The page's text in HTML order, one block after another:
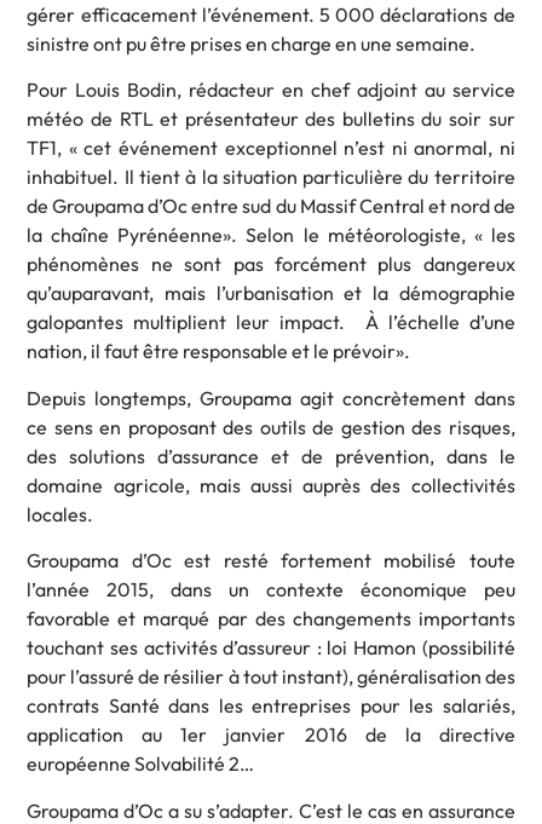
gérer efficacement l’événement. 5 000 déclarations de
sinistre ont pu être prises en charge en une semaine.
Pour Louis Bodin, rédacteur en chef adjoint au service
météo de RTL et présentateur des bulletins du soir sur
TF1, « cet événement exceptionnel n’est ni anormal, ni
inhabituel. Il tient à la situation particulière du territoire
de Groupama d’Oc entre sud du Massif Central et nord de
la chaîne Pyrénéenne». Selon le météorologiste, « les
phénomènes ne sont pas forcément plus dangereux
qu’auparavant, mais l’urbanisation et la démographie
galopantes multiplient leur impact. À l’échelle d’une
nation, il faut être responsable et le prévoir».
Depuis longtemps, Groupama agit concrètement dans
ce sens en proposant des outils de gestion des risques,
des solutions d’assurance et de prévention, dans le
domaine agricole, mais aussi auprès des collectivités
locales.
Groupama d’Oc est resté fortement mobilisé toute
l’année 2015, dans un contexte économique peu
favorable et marqué par des changements importants
touchant ses activités d’assureur : loi Hamon (possibilité
pour l’assuré de résilier à tout instant), généralisation des
contrats Santé dans les entreprises pour les salariés,
application au 1er janvier 2016 de la directive
européenne Solvabilité 2…
Groupama d’Oc a su s’adapter. C’est le cas en assurance